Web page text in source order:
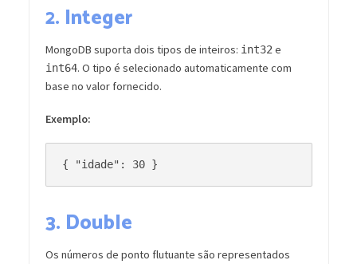
2. Integer
MongoDB suporta dois tipos de inteiros: int32e
int64. O tipo é selecionado automaticamente com
base no valor fornecido.
Exemplo:
3. Double
Os números de ponto flutuante são representados